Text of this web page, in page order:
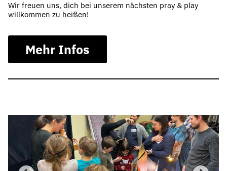
Wir freuen uns, dich bei unserem nächsten pray & play
willkommen zu heißen!
Mehr Infos